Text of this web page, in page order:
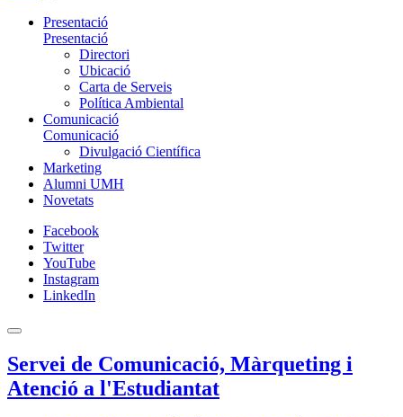
Presentació
Presentació
Directori
Ubicació
Carta de Serveis
Política Ambiental
Comunicació
Comunicació
Divulgació Científica
Marketing
Alumni UMH
Novetats
Facebook
Twitter
YouTube
Instagram
LinkedIn
Servei de Comunicació, Màrqueting i
Atenció a l'Estudiantat